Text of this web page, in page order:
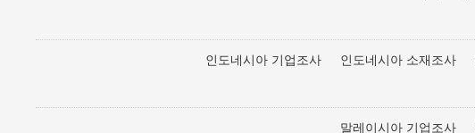
인도네시아 기업조사 인도네시아 소재조사
말레이시아 기업조사